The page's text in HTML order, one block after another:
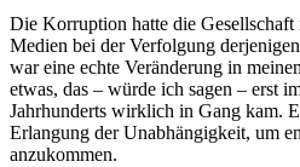
Die Korruption hatte die
Medien bei der Verfolgung
war eine echte Veränderung in
etwas, das – würde ich sagen – erst
Jahrhunderts wirklich in Gang kam.
Erlangung der Unabhängigkeit, um
anzukommen.